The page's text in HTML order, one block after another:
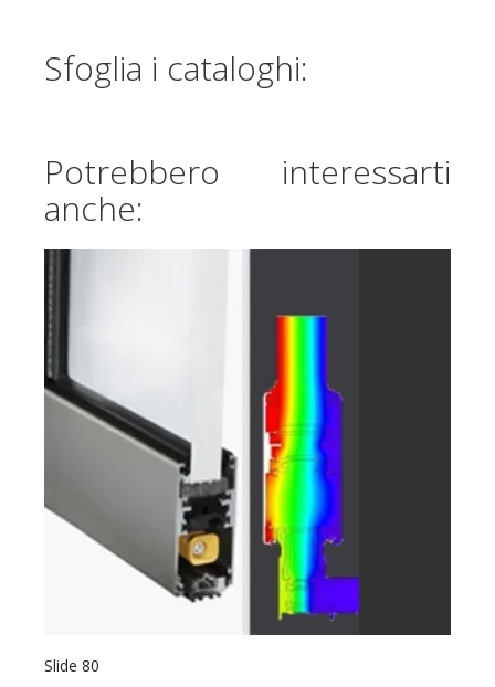
Sfoglia i cataloghi:
Potrebbero interessarti
anche:
Slide 80